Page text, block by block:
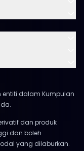
entiti dalam Kumpulan
dan produk
dan boleh
yang dilaburkan.